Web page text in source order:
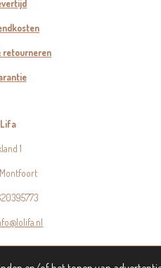
retourneren
1
Montfoort